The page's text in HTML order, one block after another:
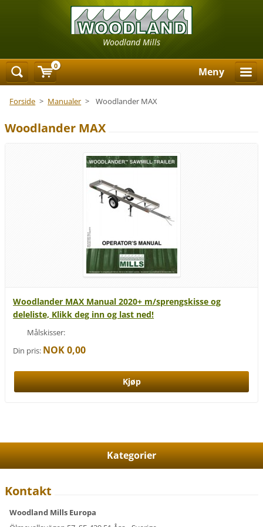
Woodland Mills
Meny
Forside > Manualer > Woodlander MAX
Woodlander MAX
Woodlander MAX Manual 2020+ m/sprengskisse og
deleliste, Klikk deg inn og last ned!
Målskisser:
Din pris: NOK 0,00
Kategorier
Kontakt
Woodland Mills Europa
0